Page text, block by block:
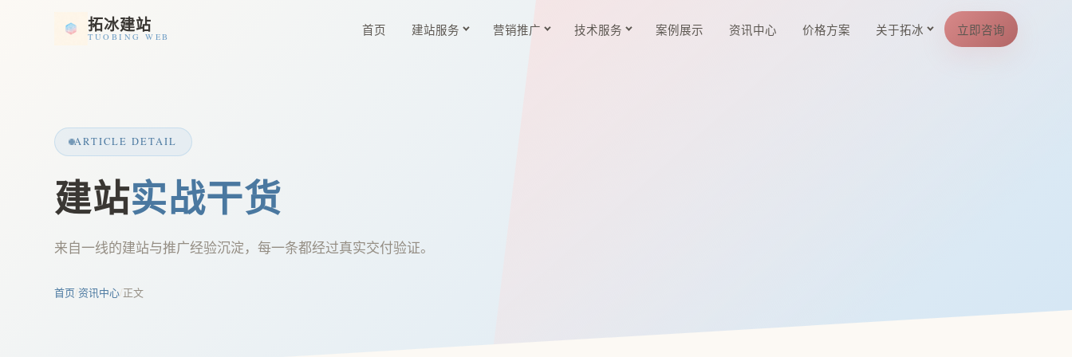
拓冰建站
TUOBING WEB 首页 建站服务 营销推广 技术服务 案例展示 资讯中心 价格方案 关于拓冰 立即咨询
ARTICLE DETAIL
建站实战干货
来自一线的建站与推广经验沉淀，每一条都经过真实交付验证。
首页/资讯中心/正文